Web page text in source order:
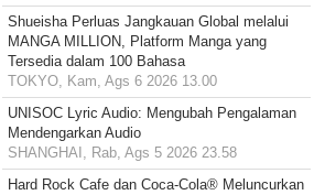
Shueisha Perluas Jangkauan Global melalui
MANGA MILLION, Platform Manga yang
Tersedia dalam 100 Bahasa
TOKYO, Kam, Ags 6 2026 13.00
UNISOC Lyric Audio: Mengubah Pengalaman
Mendengarkan Audio
SHANGHAI, Rab, Ags 5 2026 23.58
Hard Rock Cafe dan Coca-Cola® Meluncurkan